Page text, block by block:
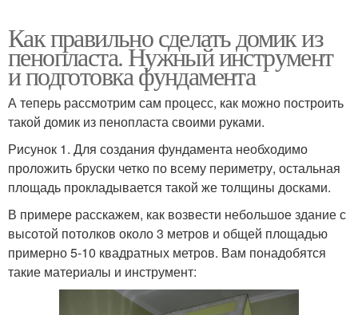
Как правильно сделать домик из
пенопласта. Нужный инструмент
и подготовка фундамента
А теперь рассмотрим сам процесс, как можно построить
такой домик из пенопласта своими руками.
Рисунок 1. Для создания фундамента необходимо
проложить бруски четко по всему периметру, остальная
площадь прокладывается такой же толщины досками.
В примере расскажем, как возвести небольшое здание с
высотой потолков около 3 метров и общей площадью
примерно 5-10 квадратных метров. Вам понадобятся
такие материалы и инструмент: